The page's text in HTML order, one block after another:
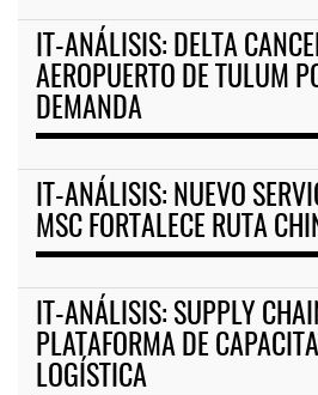
IT-ANÁLISIS: DELTA
AEROPUERTO DE TULUM
DEMANDA
IT-ANÁLISIS: NUEVO
MSC FORTALECE RUTA
IT-ANÁLISIS: SUPPLY
PLATAFORMA DE
LOGÍSTICA